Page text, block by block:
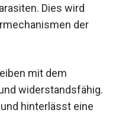
Dies wird
der
mit dem
widerstandsfähig.
hinterlässt eine